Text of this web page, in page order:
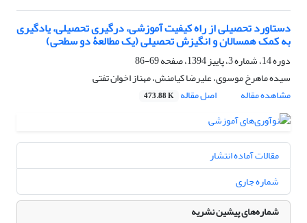
دستاورد تحصیلی از راه کیفیت آموزشی، درگیری تحصیلی، یادگیری
به کمک همسالان و انگیزش تحصیلی (یک مطالعۀ دو سطحی)
دوره 14، شماره 3، پاییز 1394، صفحه
69-86
سیده ماهرخ موسوی، علیرضا کیامنش، مهناز اخوان تفتی
مشاهده مقاله
اصل مقاله 473.88 K
مقالات آماده انتشار
شماره جاری
شماره‌های پیشین نشریه